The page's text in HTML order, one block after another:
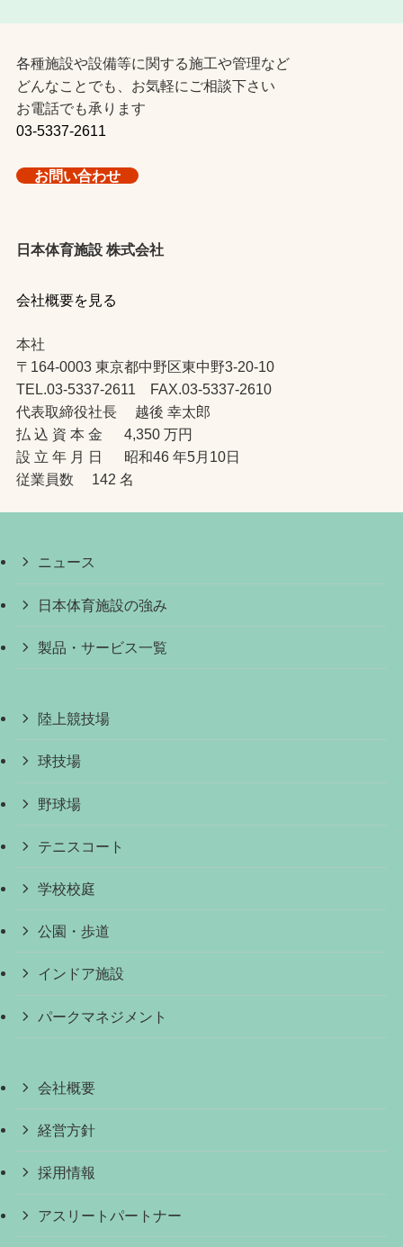
各種施設や設備等に関する施工や管理など
どんなことでも、お気軽にご相談下さい
お電話でも承ります
03-5337-2611
お問い合わせ
日本体育施設 株式会社
会社概要を見る
本社
〒164-0003 東京都中野区東中野3-20-10
TEL.03-5337-2611 FAX.03-5337-2610
代表取締役社長 越後 幸太郎
払 込 資 本 金 4,350 万円
設 立 年 月 日 昭和46 年5月10日
従業員数 142 名
ニュース
日本体育施設の強み
製品・サービス一覧
陸上競技場
球技場
野球場
テニスコート
学校校庭
公園・歩道
インドア施設
パークマネジメント
会社概要
経営方針
採用情報
アスリートパートナー